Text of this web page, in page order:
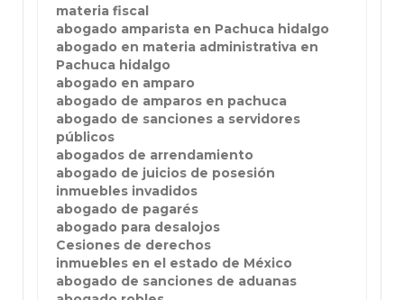
materia fiscal
abogado amparista en Pachuca hidalgo
abogado en materia administrativa en
Pachuca hidalgo
abogado en amparo
abogado de amparos en pachuca
abogado de sanciones a servidores
públicos
abogados de arrendamiento
abogado de juicios de posesión
inmuebles invadidos
abogado de pagarés
abogado para desalojos
Cesiones de derechos
inmuebles en el estado de México
abogado de sanciones de aduanas